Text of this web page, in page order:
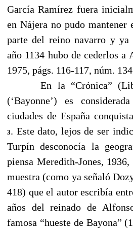
García Ramírez fuera
en Nájera no pudo mantener
parte del reino navarro y
año 1134 hubo de cederlos
1975, págs. 116-117, núm.
En la “Crónica”
(‘Bayonne’) es
ciudades de España
3. Este dato, lejos de ser
Turpín desconocía la
piensa Meredith-Jones,
muestra (como ya señaló
418) que el autor escribía
años del reinado de
famosa “hueste de Bayona”